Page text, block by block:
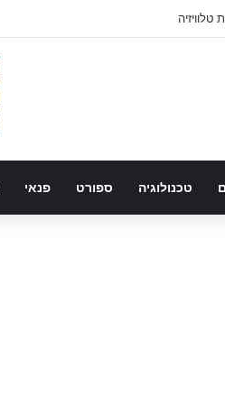
טלוויזיה
טכנולוגיה ספורט פנאי